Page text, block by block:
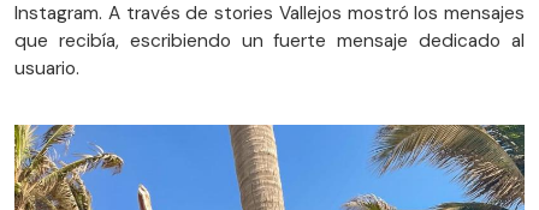
Instagram. A través de stories Vallejos mostró los mensajes
que recibía, escribiendo un fuerte mensaje dedicado al
usuario.